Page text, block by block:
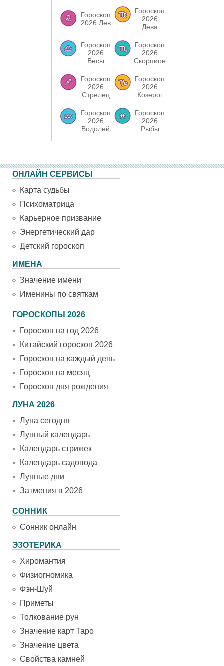
Гороскоп
2026 Лев
Гороскоп
2026
Дева
Гороскоп
2026
Весы
Гороскоп
2026
Скорпион
Гороскоп
2026
Стрелец
Гороскоп
2026
Козерог
Гороскоп
2026
Водолей
Гороскоп
2026
Рыбы
ОНЛАЙН СЕРВИСЫ
Карта судьбы
Психоматрица
Карьерное призвание
Энергетический дар
Детский гороскоп
ИМЕНА
Значение имени
Именины по святкам
ГОРОСКОПЫ 2026
Гороскоп на год 2026
Китайский гороскоп 2026
Гороскоп на каждый день
Гороскоп на месяц
Гороскоп дня рождения
ЛУНА 2026
Луна сегодня
Лунный календарь
Календарь стрижек
Календарь садовода
Лунные дни
Затмения в 2026
СОННИК
Сонник онлайн
ЭЗОТЕРИКА
Хиромантия
Физиогномика
Фэн-Шуй
Приметы
Толкование рун
Значение карт Таро
Значение цвета
Свойства камней